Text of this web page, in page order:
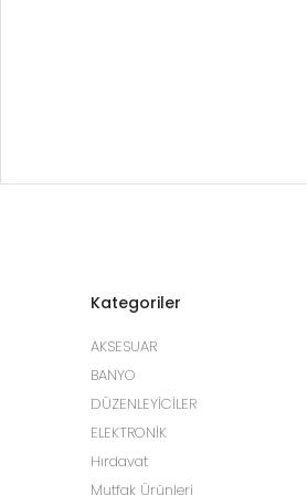
Kategoriler
AKSESUAR
BANYO
DÜZENLEYİCİLER
ELEKTRONİK
Hırdavat
Mutfak Ürünleri